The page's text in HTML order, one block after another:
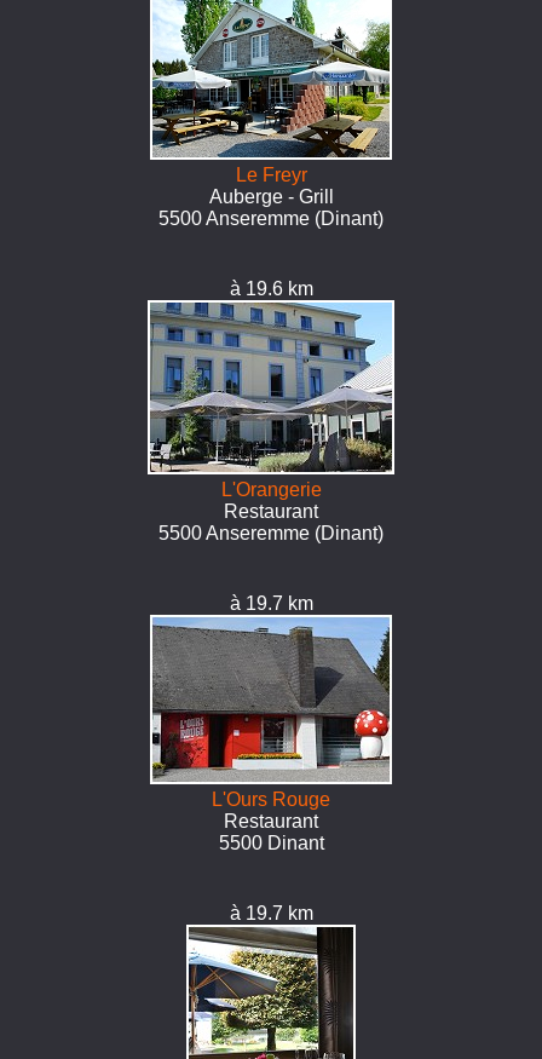
Le Freyr
Auberge - Grill
5500 Anseremme (Dinant)
à 19.6 km
L'Orangerie
Restaurant
5500 Anseremme (Dinant)
à 19.7 km
L'Ours Rouge
Restaurant
5500 Dinant
à 19.7 km